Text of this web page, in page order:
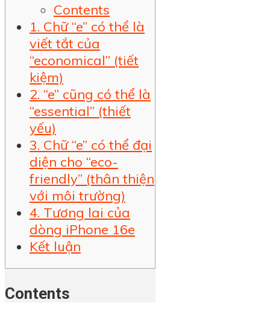
Contents
1. Chữ “e” có thể là
viết tắt của
“economical” (tiết
kiệm)
2. “e” cũng có thể là
“essential” (thiết
yếu)
3. Chữ “e” có thể đại
diện cho “eco-
friendly” (thân thiện
với môi trường)
4. Tương lai của
dòng iPhone 16e
Kết luận
Contents